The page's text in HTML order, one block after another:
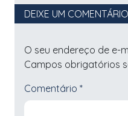
DEIXE UM COMENTÁRIO
O seu endereço de e-
Campos obrigatórios
Comentário *